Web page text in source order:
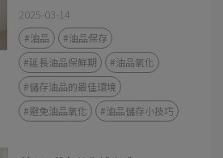
2025-03-14
#油品
#油品保存
#延長油品保鮮期
#油品氧化
#儲存油品的最佳環境
#避免油品氧化
#油品儲存小技巧